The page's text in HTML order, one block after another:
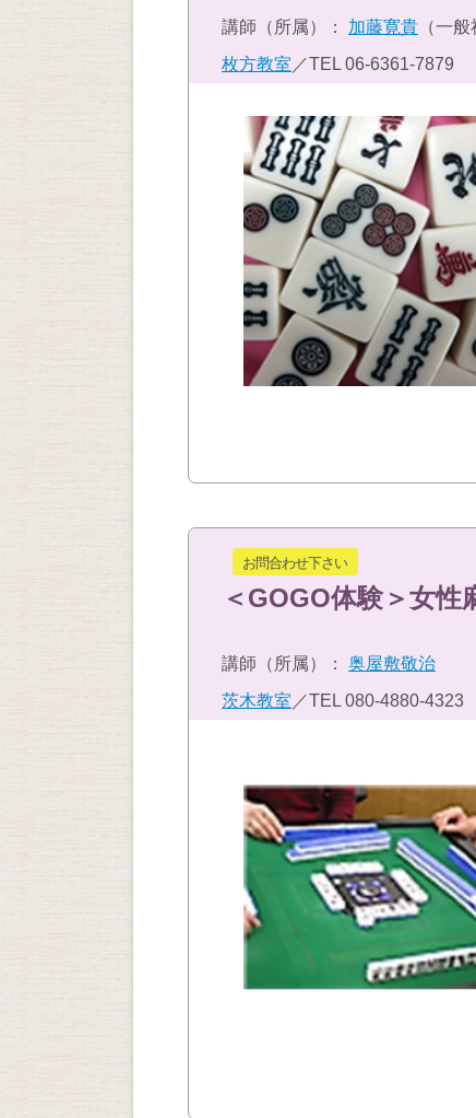
講師（所属）： 加藤寛貴 （一
枚方教室 ／TEL 06-6361-7879
お問合わせ下さい
＜GOGO体験＞女性
講師（所属）： 奥屋敷敬治
茨木教室 ／TEL 080-4880-4323